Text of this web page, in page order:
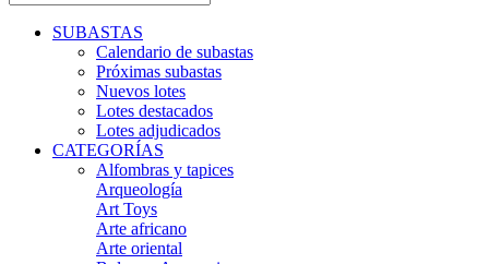
SUBASTAS
Calendario de subastas
Próximas subastas
Nuevos lotes
Lotes destacados
Lotes adjudicados
CATEGORÍAS
Alfombras y tapices
Arqueología
Art Toys
Arte africano
Arte oriental